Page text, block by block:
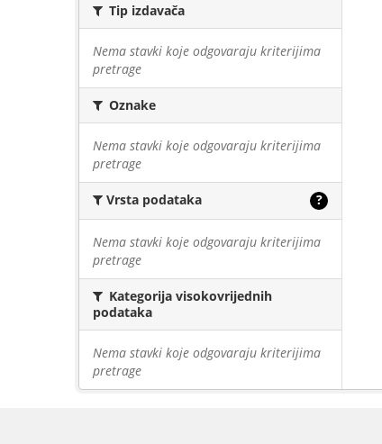
Tip izdavača
Nema stavki koje odgovaraju kriterijima
pretrage
Oznake
Nema stavki koje odgovaraju kriterijima
pretrage
Vrsta podataka ?
Nema stavki koje odgovaraju kriterijima
pretrage
Kategorija visokovrijednih
podataka
Nema stavki koje odgovaraju kriterijima
pretrage